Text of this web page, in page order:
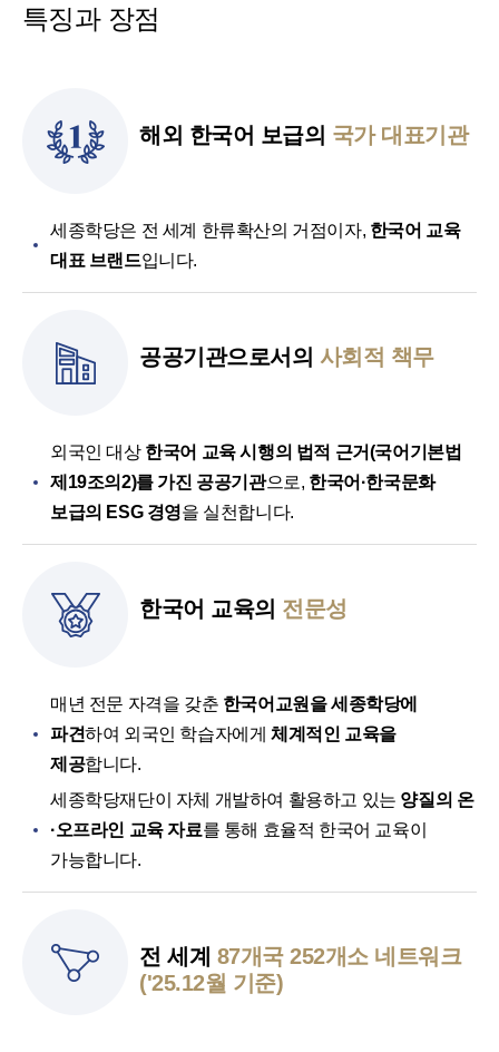
특징과 장점
해외 한국어 보급의 국가 대표기관
세종학당은 전 세계 한류확산의 거점이자, 한국어 교육
대표 브랜드입니다.
공공기관으로서의 사회적 책무
외국인 대상 한국어 교육 시행의 법적 근거(국어기본법
제19조의2)를 가진 공공기관으로, 한국어·한국문화
보급의 ESG 경영을 실천합니다.
한국어 교육의 전문성
매년 전문 자격을 갖춘 한국어교원을 세종학당에
파견하여 외국인 학습자에게체계적인 교육을
제공합니다.
세종학당재단이 자체 개발하여 활용하고 있는 양질의 온
·오프라인 교육 자료를 통해 효율적 한국어 교육이
가능합니다.
전 세계 87개국 252개소 네트워크
('25.12월 기준)